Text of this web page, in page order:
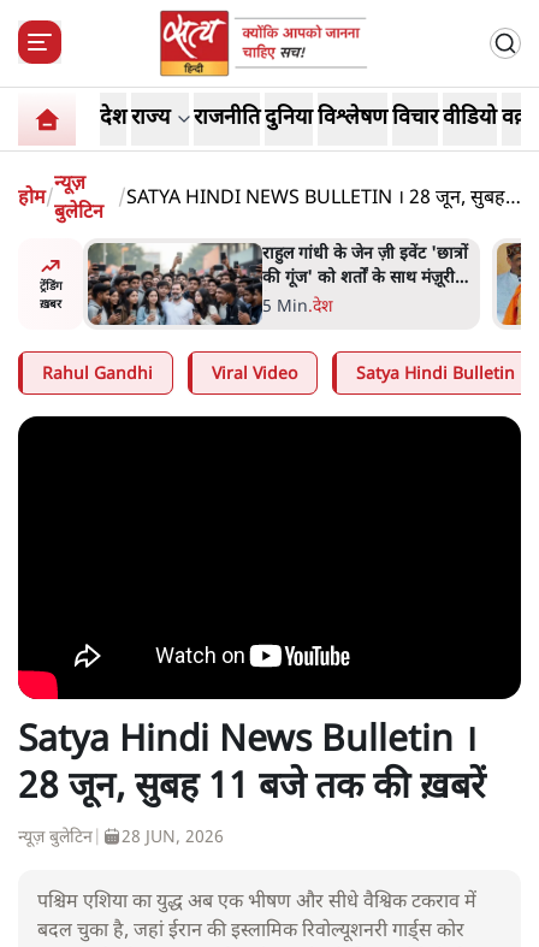
देशराज्य राजनीतिदुनियाविश्लेषणविचारवीडियो
होम/
न्यूज़
बुलेटिन
/SATYA HINDI NEWS BULLETIN । 28 जून, सुबह
ट्रेंडिंग
ख़बर
राहुल गांधी के जेन ज़ी इवेंट 'छात्रों
की गूंज' को शर्तों के साथ मंज़ूरी
देना पड़ा
5 Min.देश
Rahul Gandhi Viral Video Satya Hindi Bulletin
Satya Hindi News Bulletin ।
28 जून, सुबह 11 बजे तक की ख़बरें
न्यूज़ बुलेटिन 28 JUN, 2026
पश्चिम एशिया का युद्ध अब एक भीषण और सीधे वैश्विक टकराव में
बदल चुका है, जहां ईरान की इस्लामिक रिवोल्यूशनरी गार्ड्स कोर